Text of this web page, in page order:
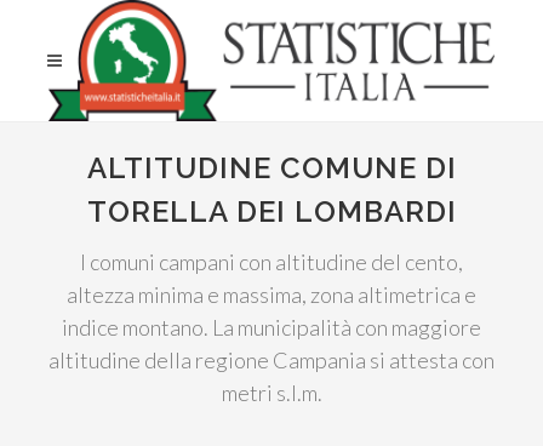
ALTITUDINE COMUNE DI
TORELLA DEI LOMBARDI
I comuni campani con altitudine del cento,
altezza minima e massima, zona altimetrica e
indice montano. La municipalità con maggiore
altitudine della regione Campania si attesta con
metri s.l.m.